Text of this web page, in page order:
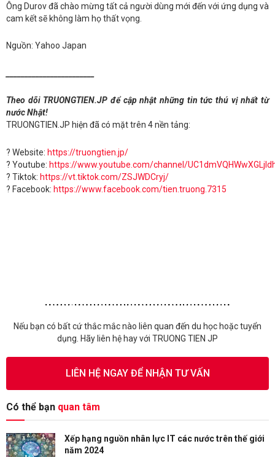
Ông Durov đã chào mừng tất cả người dùng mới đến với ứng dụng và
cam kết sẽ không làm họ thất vọng.
Nguồn: Yahoo Japan
Theo dõi TRUONGTIEN.JP để cập nhật những tin tức thú vị nhất từ
nước Nhật!
TRUONGTIEN.JP hiện đã có mặt trên 4 nền tảng:
? Website: https://truongtien.jp/
? Youtube: https://www.youtube.com/channel/
? Tiktok: https://vt.tiktok.com/ZSJWDCryj/
? Facebook: https://www.facebook.com/tien.truong.7315
Nếu bạn có bất cứ thắc mắc nào liên quan đến du học hoặc tuyển
dụng. Hãy liên hệ hay với TRUONG TIEN JP
LIÊN HỆ NGAY ĐỂ NHẬN TƯ VẤN
Có thể bạn quan tâm
Xếp hạng nguồn nhân lực IT các nước trên thế giới
năm 2024